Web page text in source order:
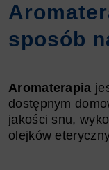
sposób
Aromaterapia
dostępnym
jakości snu,
olejków